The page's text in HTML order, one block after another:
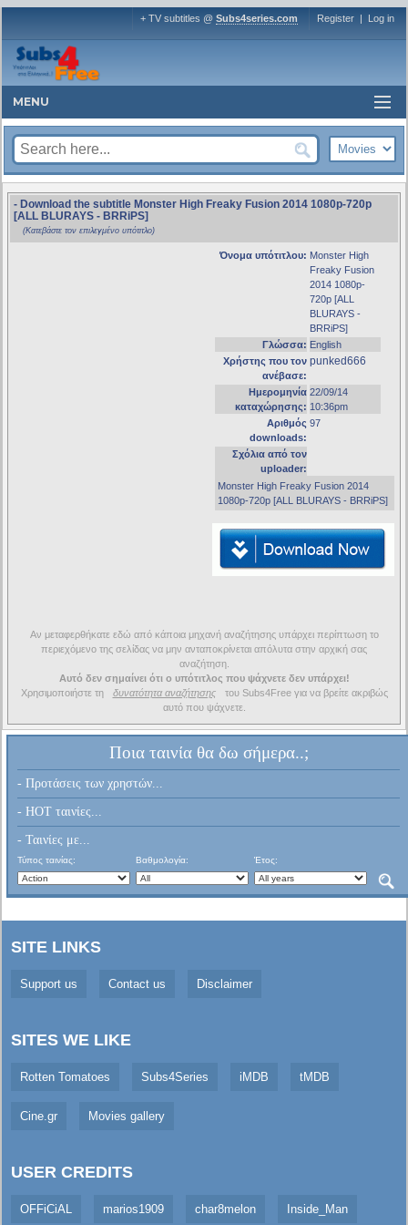
+ TV subtitles @ Subs4series.com Register | Log in
MENU
- Download the subtitle Monster High Freaky Fusion 2014 1080p-720p
[ALL BLURAYS - BRRiPS]
(Κατεβάστε τον επιλεγμένο υπότιτλο)
Όνομα υπότιτλου: Monster High
Freaky Fusion
2014 1080p-
720p [ALL
BLURAYS -
BRRiPS]
Γλώσσα: English
Χρήστης που τον
ανέβασε:
punked666
Ημερομηνία
καταχώρησης:
22/09/14
10:36pm
Αριθμός
downloads:
97
Σχόλια από τον
uploader:
Monster High Freaky Fusion 2014
1080p-720p [ALL BLURAYS - BRRiPS]
Αν μεταφερθήκατε εδώ από κάποια μηχανή αναζήτησης υπάρχει περίπτωση το
περιεχόμενο της σελίδας να μην ανταποκρίνεται απόλυτα στην αρχική σας
αναζήτηση.
Αυτό δεν σημαίνει ότι ο υπότιτλος που ψάχνετε δεν υπάρχει!
Χρησιμοποιήστε τη
δυνατότητα αναζήτησης
του Subs4Free για να βρείτε ακριβώς
αυτό που ψάχνετε.
Ποια ταινία θα δω σήμερα..;
- Προτάσεις των χρηστών...
- HOT ταινίες...
- Ταινίες με...
Τύπος ταινίας: Βαθμολογία: Έτος:
SITE LINKS
Support us Contact us Disclaimer
SITES WE LIKE
Rotten Tomatoes Subs4Series iMDB tMDB
Cine.gr Movies gallery
USER CREDITS
OFFiCiAL marios1909 char8melon Inside_Man